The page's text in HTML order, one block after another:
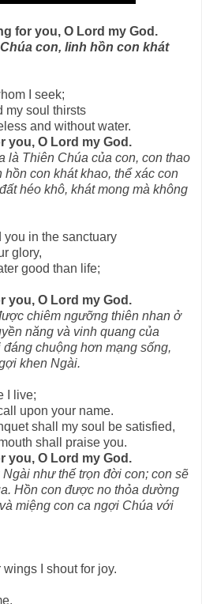
for you, O Lord my God.
con, linh hồn con khát
I seek;
my soul thirsts
and without water.
you, O Lord my God.
là Thiên Chúa của con, con thao
con khát khao, thể xác con
héo khô, khát mong mà không
you in the sanctuary
glory,
good than life;
you, O Lord my God.
chiêm ngưỡng thiên nhan ở
năng và vinh quang của
chuộng hơn mạng sống,
khen Ngài.
I live;
upon your name.
shall my soul be satisfied,
shall praise you.
you, O Lord my God.
như thế trọn đời con; con sẽ
Hồn con được no thỏa dường
miệng con ca ngợi Chúa với
I shout for joy.